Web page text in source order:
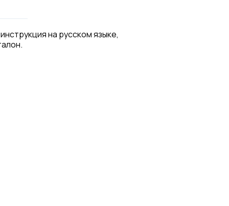
на русском языке,